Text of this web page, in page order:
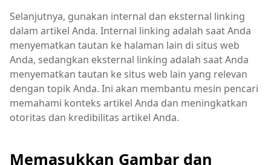
Selanjutnya, gunakan internal dan eksternal linking
dalam artikel Anda. Internal linking adalah saat Anda
menyematkan tautan ke halaman lain di situs web
Anda, sedangkan eksternal linking adalah saat Anda
menyematkan tautan ke situs web lain yang relevan
dengan topik Anda. Ini akan membantu mesin pencari
memahami konteks artikel Anda dan meningkatkan
otoritas dan kredibilitas artikel Anda.
Memasukkan Gambar dan